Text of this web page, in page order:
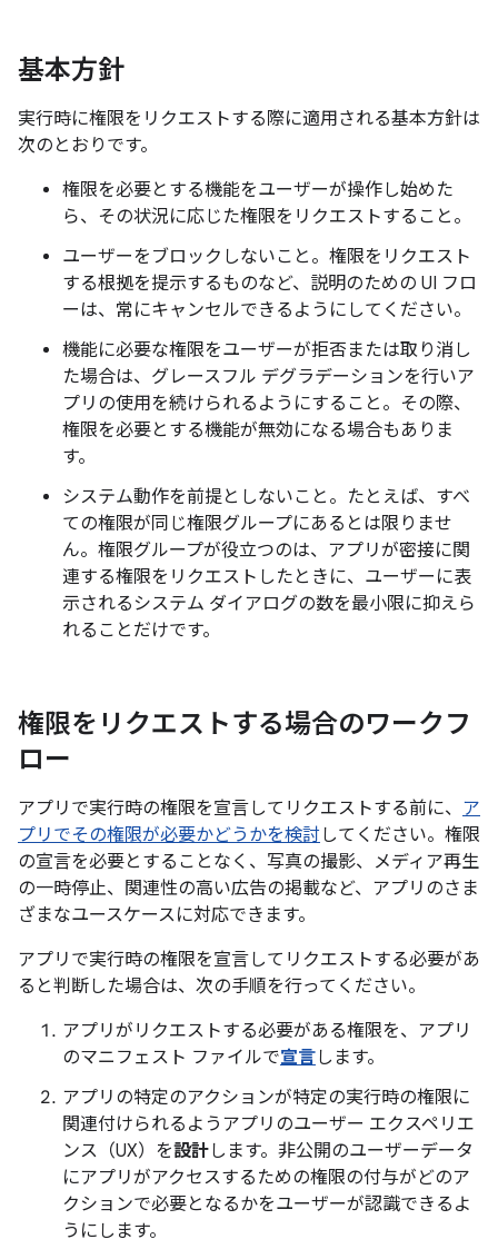
基本方針
実行時に権限をリクエストする際に適用される基本方針は
次のとおりです。
権限を必要とする機能をユーザーが操作し始めた
ら、その状況に応じた権限をリクエストすること。
ユーザーをブロックしないこと。権限をリクエスト
する根拠を提示するものなど、説明のための UI フロ
ーは、常にキャンセルできるようにしてください。
機能に必要な権限をユーザーが拒否または取り消し
た場合は、グレースフル デグラデーションを行いア
プリの使用を続けられるようにすること。その際、
権限を必要とする機能が無効になる場合もありま
す。
システム動作を前提としないこと。たとえば、すべ
ての権限が同じ権限グループにあるとは限りませ
ん。権限グループが役立つのは、アプリが密接に関
連する権限をリクエストしたときに、ユーザーに表
示されるシステム ダイアログの数を最小限に抑えら
れることだけです。
権限をリクエストする場合のワークフ
ロー
アプリで実行時の権限を宣言してリクエストする前に、 ア
プリでその権限が必要かどうかを検討してください。権限
の宣言を必要とすることなく、写真の撮影、メディア再生
の一時停止、関連性の高い広告の掲載など、アプリのさま
ざまなユースケースに対応できます。
アプリで実行時の権限を宣言してリクエストする必要があ
ると判断した場合は、次の手順を行ってください。
アプリがリクエストする必要がある権限を、アプリ
のマニフェスト ファイルで宣言します。
アプリの特定のアクションが特定の実行時の権限に
関連付けられるようアプリのユーザー エクスペリエ
ンス（UX）を設計します。非公開のユーザーデータ
にアプリがアクセスするための権限の付与がどのア
クションで必要となるかをユーザーが認識できるよ
うにします。